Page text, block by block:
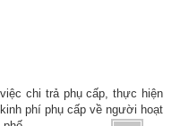
chi trả phụ cấp, thực hiện
phí phụ cấp về người hoạt